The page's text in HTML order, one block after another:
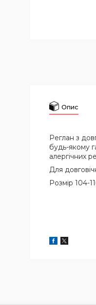
Опис
Реглан з
будь-якому
алергічних
Для
Розмір 104-